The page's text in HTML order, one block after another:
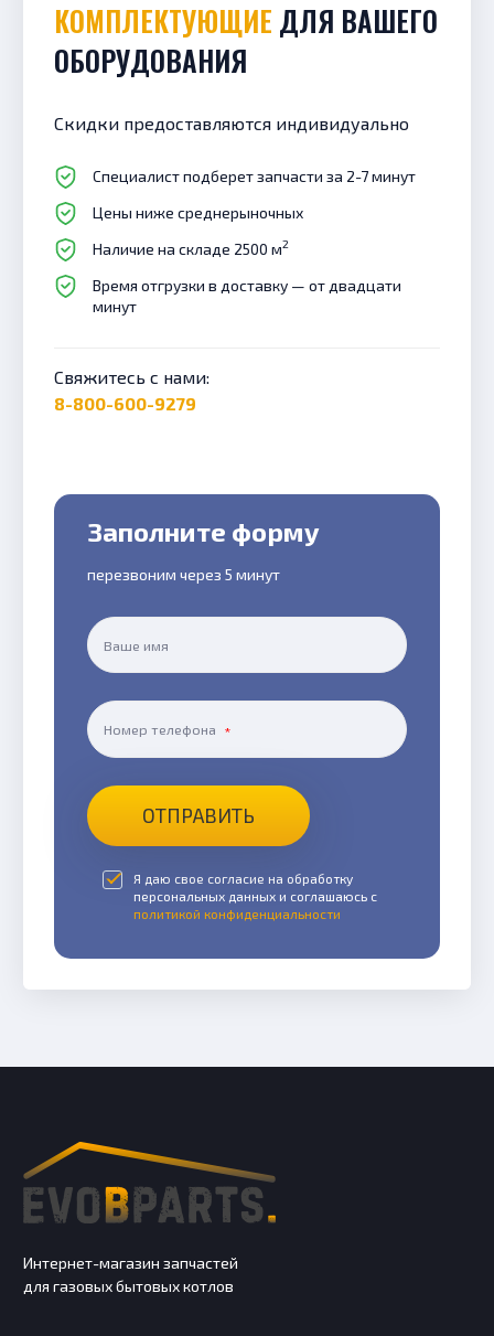
КОМПЛЕКТУЮЩИЕ ДЛЯ ВАШЕГО
ОБОРУДОВАНИЯ
Скидки предоставляются индивидуально
Специалист подберет запчасти за 2-7 минут
Цены ниже среднерыночных
Наличие на складе 2500 м2
Время отгрузки в доставку — от двадцати
минут
Свяжитесь с нами:
8-800-600-9279
Заполните форму
перезвоним через 5 минут
Ваше имя
Номер телефона
ОТПРАВИТЬ
Я даю свое согласие на обработку
персональных данных и соглашаюсь с
политикой конфиденциальности
Интернет-магазин запчастей
для газовых бытовых котлов